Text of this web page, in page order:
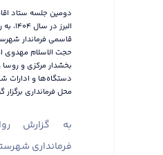
دومین جلسه ستاد
البرز
قاسمی فرماندار
حجت الاسلام مهدوی
بخشدار مرکزی و روسا
دستگاه‌ها و ادارات
محل فرمانداری برگزار
به گزارش
فرمانداری